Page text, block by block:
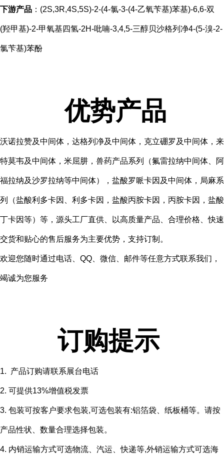
下游产品 ：(2S,3R,4S,5S)-2-(4-氯-3-(4-乙氧苄基)苯基)-6,6-双
(羟甲基)-2-甲氧基四氢-2H-吡喃-3,4,5-三醇贝沙格列净4-(5-溴-2-
氯苄基)苯酚
优势产品
沃诺拉赞及中间体，达格列净及中间体，克立硼罗及中间体，来
特莫韦及中间体，米屈肼，兽药产品系列（氟雷拉纳中间体、阿
福拉纳及沙罗拉纳等中间体），盐酸罗哌卡因及中间体，局麻系
列（盐酸利多卡因、利多卡因，盐酸丙胺卡因，丙胺卡因，盐酸
丁卡因等）等，源头工厂直供、以高质量产品、合理价格、快速
交货和贴心的售后服务为主要优势，支持订制。
欢迎您随时通过电话、QQ、微信、邮件等任意方式联系我们，
竭诚为您服务
订购提示
1. 产品订购请联系展台电话
2. 可提供13%增值税发票
3. 包装可按客户要求包装,可选包装有:铝箔袋、纸板桶等。请按
产品性状、数量合理选择包装。
4. 内销运输方式可选物流、汽运、快递等,外销运输方式可选海